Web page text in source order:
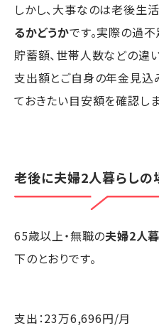
しかし、大事なのは老後生
るかどうかです。実際の過
貯蓄額、世帯人数などの違
支出額とご自身の年金見込
ておきたい目安額を確認しま
老後に夫婦2人暮らしの
65歳以上・無職の夫婦2人
下のとおりです。
支出：23万6,696円/月